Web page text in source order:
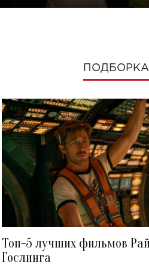
Топ-5 лучших фильмов
Гослинга